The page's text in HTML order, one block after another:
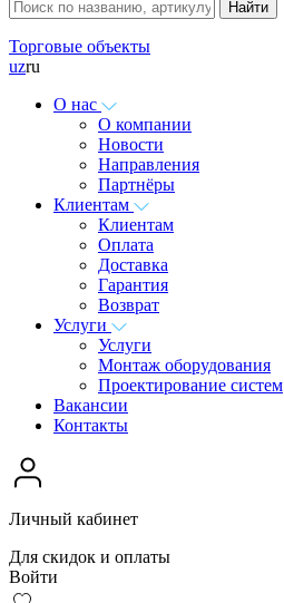
Торговые объекты
uzru
О нас
О компании
Новости
Направления
Партнёры
Клиентам
Клиентам
Оплата
Доставка
Гарантия
Возврат
Услуги
Услуги
Монтаж оборудования
Проектирование систем
Вакансии
Контакты
Личный кабинет
Для скидок и оплаты
Войти